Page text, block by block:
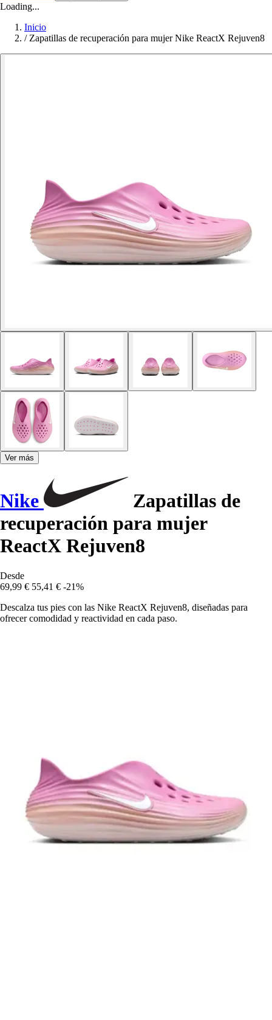
Loading...
Inicio
/ Zapatillas de recuperación para mujer Nike ReactX Rejuven8
Ver más
Nike
Zapatillas de
recuperación para mujer
ReactX Rejuven8
Desde
69,99 € 55,41 € -21%
Descalza tus pies con las Nike ReactX Rejuven8, diseñadas para
ofrecer comodidad y reactividad en cada paso.